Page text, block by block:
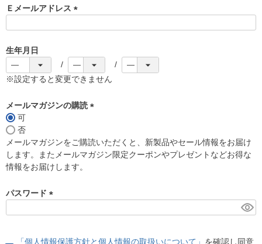
)
Ｅメールアドレス
)
生年月日
※設定すると変更できません
メールマガジンの購読
須
)
可
否
メールマガジンをご購読いただくと、新製品やセール情報をお届け
します。またメールマガジン限定クーポンやプレゼントなどお得な
情報をお届けします。
パスワード
「個人情報保護方針と個人情報の取扱いについて」 を確認し同意